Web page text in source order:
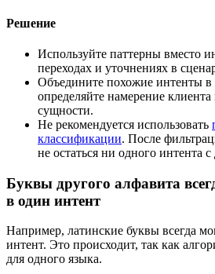
Решение
Используйте паттерны вместо
переходах и уточнениях в
Объедините похожие интенты
определяйте намерение
сущности.
Не рекомендуется использовать
классификации. После
не остаться ни одного интента
Буквы другого алфавита
в один интент
Например, латинские буквы всегда
интент. Это происходит, так как
для одного языка.